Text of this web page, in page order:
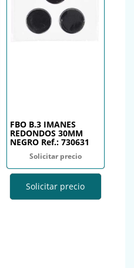
FBO B.3 IMANES
REDONDOS 30MM
NEGRO Ref.: 730631
Solicitar precio
Solicitar precio